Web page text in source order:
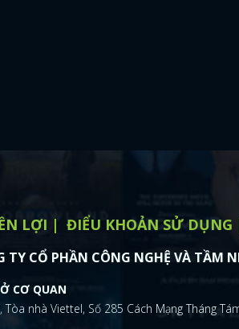
LỢI ĐIỂU KHOẢN SỬ DỤNG
TY CỔ PHẦN CÔNG NGHỆ VÀ TẦM
CƠ QUAN
Tòa nhà Viettel, Số 285 Cách Mạng Tháng